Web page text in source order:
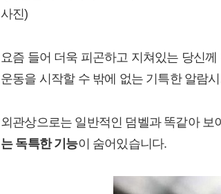
사진)
요즘 들어 더욱 피곤하고 지쳐있는 당신
운동을 시작할 수 밖에 없는 기특한 알람
외관상으로는 일반적인 덤벨과 똑같아 보
는 독특한 기능이 숨어있습니다.